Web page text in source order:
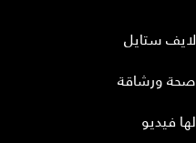
لايف ستايل
صحة ورشاقة
لها فيديو